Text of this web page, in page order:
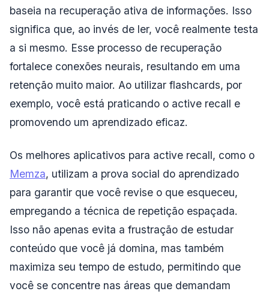
baseia na recuperação ativa de informações. Isso
significa que, ao invés de ler, você realmente testa
a si mesmo. Esse processo de recuperação
fortalece conexões neurais, resultando em uma
retenção muito maior. Ao utilizar flashcards, por
exemplo, você está praticando o active recall e
promovendo um aprendizado eficaz.
Os melhores aplicativos para active recall, como o
Memza, utilizam a prova social do aprendizado
para garantir que você revise o que esqueceu,
empregando a técnica de repetição espaçada.
Isso não apenas evita a frustração de estudar
conteúdo que você já domina, mas também
maximiza seu tempo de estudo, permitindo que
você se concentre nas áreas que demandam